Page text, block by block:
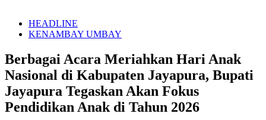
HEADLINE
KENAMBAY UMBAY
Berbagai Acara Meriahkan Hari Anak
Nasional di Kabupaten Jayapura, Bupati
Jayapura Tegaskan Akan Fokus
Pendidikan Anak di Tahun 2026